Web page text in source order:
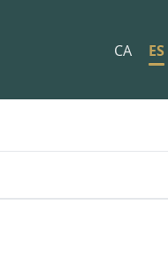
CA ES